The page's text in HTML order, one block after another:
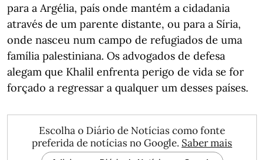
para a Argélia, país onde mantém a cidadania
através de um parente distante, ou para a Síria,
onde nasceu num campo de refugiados de uma
família palestiniana. Os advogados de defesa
alegam que Khalil enfrenta perigo de vida se for
forçado a regressar a qualquer um desses países.
Escolha o Diário de Notícias como fonte
preferida de notícias no Google. Saber mais